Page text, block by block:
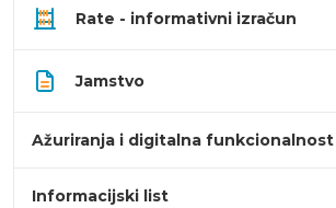
Rate - informativni izračun
Jamstvo
Ažuriranja i digitalna funkcionalnost
Informacijski list